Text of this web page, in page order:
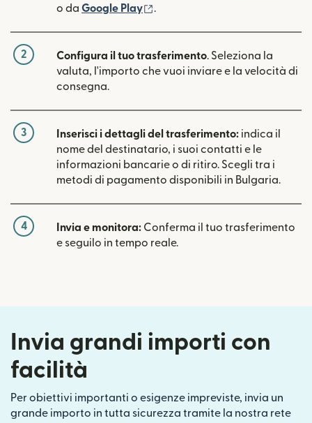
o da Google Play (si apre in una nuova finestra)
.
2 Configura il tuo trasferimento. Seleziona la
valuta, l'importo che vuoi inviare e la velocità di
consegna.
3 Inserisci i dettagli del trasferimento: indica il
nome del destinatario, i suoi contatti e le
informazioni bancarie o di ritiro. Scegli tra i
metodi di pagamento disponibili in Bulgaria.
4 Invia e monitora: Conferma il tuo trasferimento
e seguilo in tempo reale.
Invia grandi importi con
facilità
Per obiettivi importanti o esigenze impreviste, invia un
grande importo in tutta sicurezza tramite la nostra rete